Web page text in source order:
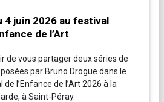
4 juin 2026 au festival
de l’Art
de vous partager deux séries de
par Bruno Drogue dans le
l’Enfance de l’Art 2026 à la
à Saint-Péray.